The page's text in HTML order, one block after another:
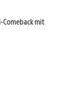
Comeback mit